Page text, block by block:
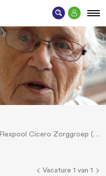
Flexpool Cicero Zorggroep (Brunssum e.o.) voor Helpende (+), verzorgende IG, verpleegkundige
Vacature 1 van 1